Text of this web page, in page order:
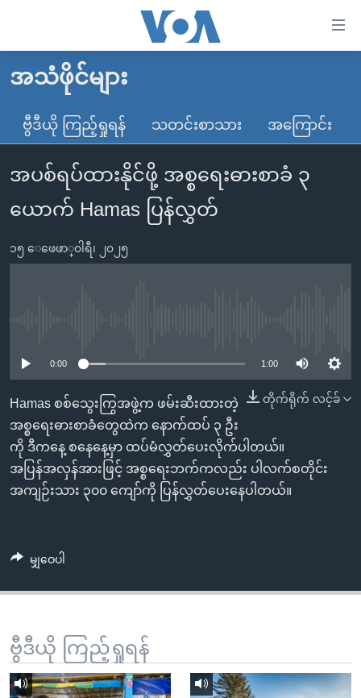
လွယ်ကူ
သည့်
များ
ပင်မ
သို့
စာမျက်နှာ
သို့
ကျော်
ကြည့်
ရန်
နေရာ
မူလစာမျက်နှာ
မြန်မာ
ကမ္ဘာ့သတင်းများ
နိုင်ငံတကာ
အမေရိကန်
အစ္စရေး-ပါလက်စတိုင်း
ဗွီဒီယို
သတင်းလွတ်လပ်ခွင့်
ရပ်ဝန်းတခု လမ်းတခု အလွန်
အင်္ဂလိပ်စာလေ့လာမယ်
ဗွီအိုအေ လူမှုကွန်ယက်များ
အသံဖိုင်များ
ဗွီဒီယို ကြည့်ရှုရန် သတင်းစာသား အကြောင်း
အပစ်ရပ်ထားနိုင်ဖို့ အစ္စရေးဓားစာခံ ၃
ယောက် Hamas ပြန်လွှတ်
၁၅ ေဖေဖာ္၀ါရီ၊ ၂၀၂၅
0:00 1:00
တိုက်ရိုက် လင့်ခ်
Hamas စစ်သွေးကြွအဖွဲ့က ဖမ်းဆီးထားတဲ့
အစ္စရေးဓားစာခံတွေထဲက နောက်ထပ် ၃ ဦး
ကို ဒီကနေ့ စနေနေ့မှာ ထပ်မံလွှတ်ပေးလိုက်ပါတယ်။
အပြန်အလှန်အားဖြင့် အစ္စရေးဘက်ကလည်း ပါလက်စတိုင်း
အကျဉ်းသား ၃၀၀ ကျော်ကို ပြန်လွှတ်ပေးနေပါတယ်။
မျှဝေပါ
ဗွီဒီယို ကြည့်ရှုရန်